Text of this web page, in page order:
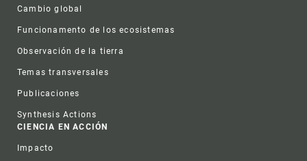
Cambio global
Funcionamento de los ecosistemas
Observación de la tierra
Temas transversales
Publicaciones
Synthesis Actions
CIENCIA EN ACCIÓN
Impacto